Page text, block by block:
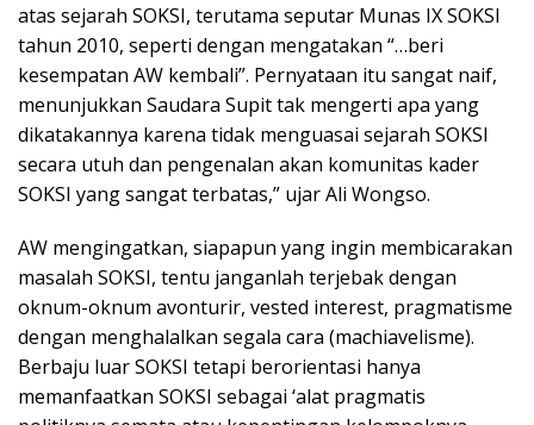
atas sejarah SOKSI, terutama seputar Munas IX SOKSI
tahun 2010, seperti dengan mengatakan “…beri
kesempatan AW kembali”. Pernyataan itu sangat naif,
menunjukkan Saudara Supit tak mengerti apa yang
dikatakannya karena tidak menguasai sejarah SOKSI
secara utuh dan pengenalan akan komunitas kader
SOKSI yang sangat terbatas,” ujar Ali Wongso.
AW mengingatkan, siapapun yang ingin membicarakan
masalah SOKSI, tentu janganlah terjebak dengan
oknum-oknum avonturir, vested interest, pragmatisme
dengan menghalalkan segala cara (machiavelisme).
Berbaju luar SOKSI tetapi berorientasi hanya
memanfaatkan SOKSI sebagai ‘alat pragmatis